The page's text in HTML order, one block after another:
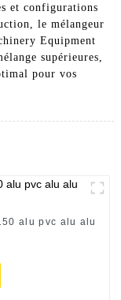
et configurations
le mélangeur
Equipment
supérieures,
pour vos
alu pvc alu alu